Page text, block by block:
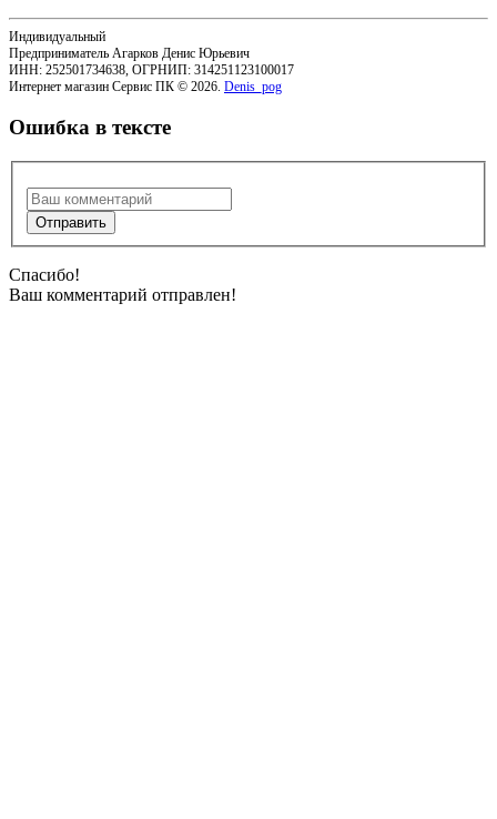
Индивидуальный
Предприниматель Агарков Денис Юрьевич
ИНН: 252501734638, ОГРНИП: 314251123100017
Интернет магазин Сервис ПК © 2026. Denis_pog
Ошибка в тексте
Спасибо!
Ваш комментарий отправлен!